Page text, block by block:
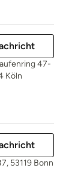
47-
Köln
53119 Bonn